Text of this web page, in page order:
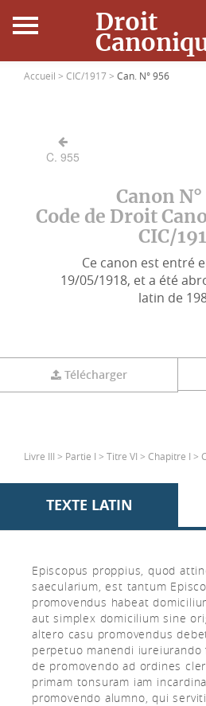
Droit
Accueil
Ressources
Accueil > CIC/1917 > Can. N° 956
C. 955
Canon
Code de Droit
CIC/
Ce canon est entré
19/05/1918, et a été
latin de
Télécharger
Livre III > Partie I > Titre VI > Chapitre I >
TEXTE LATIN
Episcopus proppius, quod
saecularium, est tantum
promovendus habeat
aut simplex domicilium sine
altero casu promovendus
perpetuo manendi iureiurando
de promovendo ad ordines
primam tonsuram iam
promovendo alumno, qui